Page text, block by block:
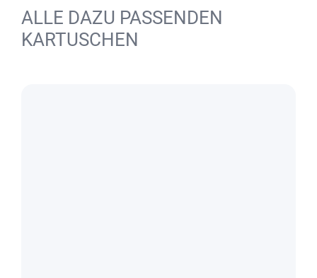
ALLE DAZU PASSENDEN
KARTUSCHEN